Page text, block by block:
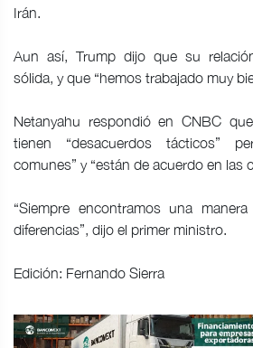
Irán.
Aun así, Trump dijo que su
sólida, y que “hemos trabajado muy
Netanyahu respondió en CNBC
tienen “desacuerdos tácticos”
comunes” y “están de acuerdo en las
“Siempre encontramos una
diferencias”, dijo el primer ministro.
Edición: Fernando Sierra